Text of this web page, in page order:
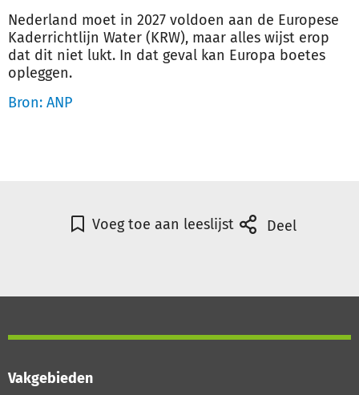
Nederland moet in 2027 voldoen aan de Europese
Kaderrichtlijn Water (KRW), maar alles wijst erop
dat dit niet lukt. In dat geval kan Europa boetes
opleggen.
Bron: ANP
Voeg toe aan leeslijst Deel
Vakgebieden